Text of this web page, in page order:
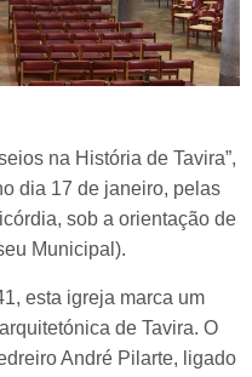
na História de Tavira”,
dia 17 de janeiro, pelas
sob a orientação de
Municipal).
esta igreja marca um
de Tavira. O
André Pilarte, ligado